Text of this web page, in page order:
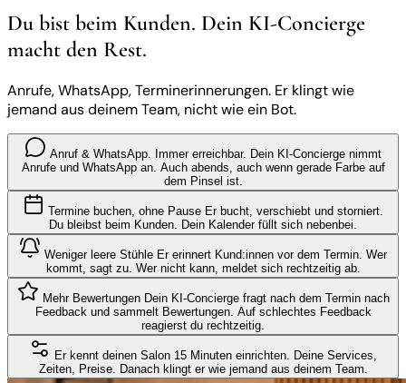
Du bist beim Kunden. Dein KI-Concierge
macht den Rest.
Anrufe, WhatsApp, Terminerinnerungen. Er klingt wie
jemand aus deinem Team, nicht wie ein Bot.
Anruf & WhatsApp. Immer erreichbar. Dein KI-Concierge nimmt
Anrufe und WhatsApp an. Auch abends, auch wenn gerade Farbe auf
dem Pinsel ist.
Termine buchen, ohne Pause Er bucht, verschiebt und storniert.
Du bleibst beim Kunden. Dein Kalender füllt sich nebenbei.
Weniger leere Stühle Er erinnert Kund:innen vor dem Termin. Wer
kommt, sagt zu. Wer nicht kann, meldet sich rechtzeitig ab.
Mehr Bewertungen Dein KI-Concierge fragt nach dem Termin nach
Feedback und sammelt Bewertungen. Auf schlechtes Feedback
reagierst du rechtzeitig.
Er kennt deinen Salon 15 Minuten einrichten. Deine Services,
Zeiten, Preise. Danach klingt er wie jemand aus deinem Team.